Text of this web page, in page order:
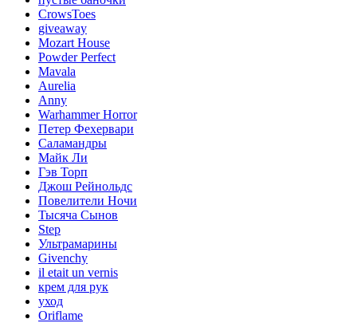
CrowsToes
giveaway
Mozart House
Powder Perfect
Mavala
Aurelia
Anny
Warhammer Horror
Петер Фехервари
Саламандры
Майк Ли
Гэв Торп
Джош Рейнольдс
Повелители Ночи
Тысяча Сынов
Step
Ультрамарины
Givenchy
il etait un vernis
крем для рук
уход
Oriflame